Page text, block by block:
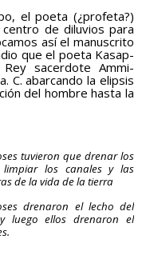
el poeta (¿profeta?)
de diluvios para
así el manuscrito
que el poeta Kasap-
sacerdote Ammi-
C. abarcando la elipsis
del hombre hasta la
tuvieron que drenar los
los canales y las
de la vida de la tierra
drenaron el lecho del
luego ellos drenaron el